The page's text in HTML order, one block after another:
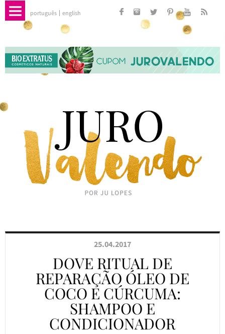
português english
25.04.2017
DOVE RITUAL DE
REPARAÇÃO ÓLEO DE
COCO E CÚRCUMA:
SHAMPOO E
CONDICIONADOR